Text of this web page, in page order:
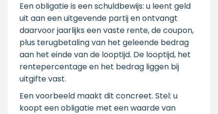
Een obligatie is een schuldbewijs: u leent geld
uit aan een uitgevende partij en ontvangt
daarvoor jaarlijks een vaste rente, de coupon,
plus terugbetaling van het geleende bedrag
aan het einde van de looptijd. De looptijd, het
rentepercentage en het bedrag liggen bij
uitgifte vast.
Een voorbeeld maakt dit concreet. Stel: u
koopt een obligatie met een waarde van